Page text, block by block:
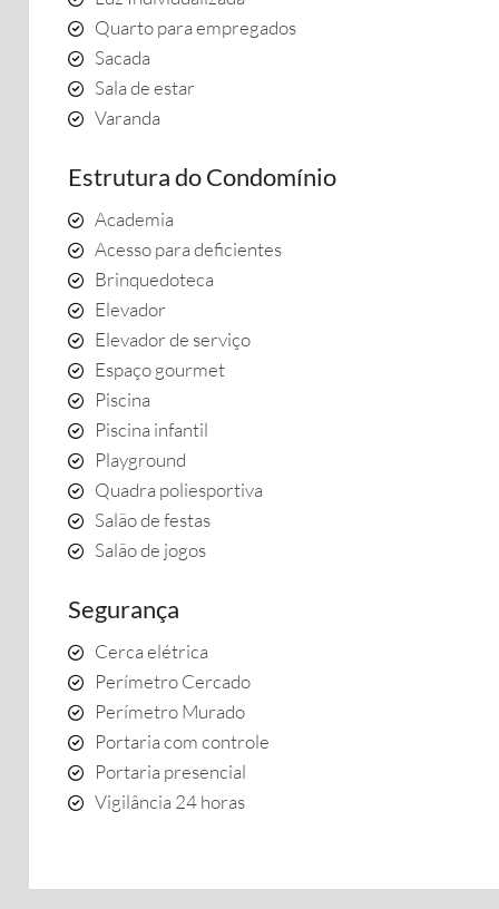
Quarto para empregados
Sacada
Sala de estar
Varanda
Estrutura do Condomínio
Academia
Acesso para deficientes
Brinquedoteca
Elevador
Elevador de serviço
Espaço gourmet
Piscina
Piscina infantil
Playground
Quadra poliesportiva
Salão de festas
Salão de jogos
Segurança
Cerca elétrica
Perímetro Cercado
Perímetro Murado
Portaria com controle
Portaria presencial
Vigilância 24 horas